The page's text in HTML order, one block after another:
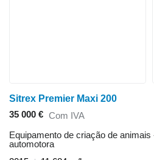
Sitrex Premier Maxi 200
35 000 € Com IVA
Equipamento de criação de
automotora